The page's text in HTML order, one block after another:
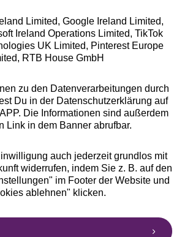
Versandkosten
zur Bonitätsprüfung
Limited, Google Ireland Limited,
Ireland Operations Limited, TikTok
UK Limited, Pinterest Europe
RTB House GmbH
zu den Datenverarbeitungen durch
Du in der Datenschutzerklärung auf
Die Informationen sind außerdem
Link in dem Banner abrufbar.
auch jederzeit grundlos mit
widerrufen, indem Sie z. B. auf den
im Footer der Website und
ablehnen" klicken.